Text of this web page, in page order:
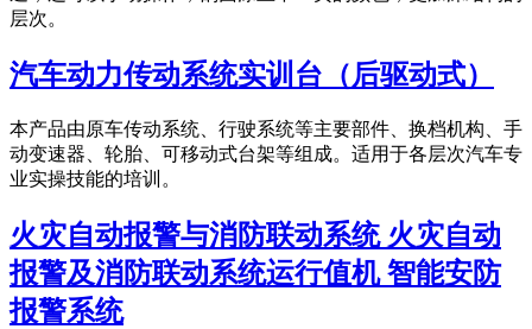
层次。
汽车动力传动系统实训台（后驱动式）
本产品由原车传动系统、行驶系统等主要部件、换档机构、手
动变速器、轮胎、可移动式台架等组成。适用于各层次汽车专
业实操技能的培训。
火灾自动报警与消防联动系统 火灾自动
报警及消防联动系统运行值机 智能安防
报警系统